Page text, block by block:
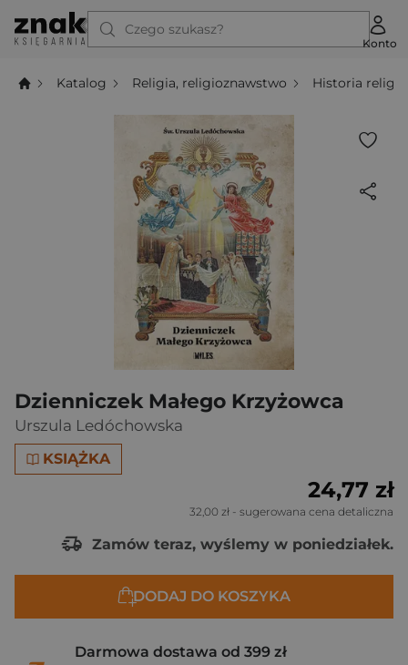
Czego szukasz?
Konto
Katalog Religia, religioznawstwo Historia religii
Dzienniczek Małego Krzyżowca
Urszula Ledóchowska
KSIĄŻKA
24,77 zł
32,00 zł - sugerowana cena detaliczna
Zamów teraz, wyślemy w poniedziałek.
DODAJ DO KOSZYKA
Darmowa dostawa od 399 zł